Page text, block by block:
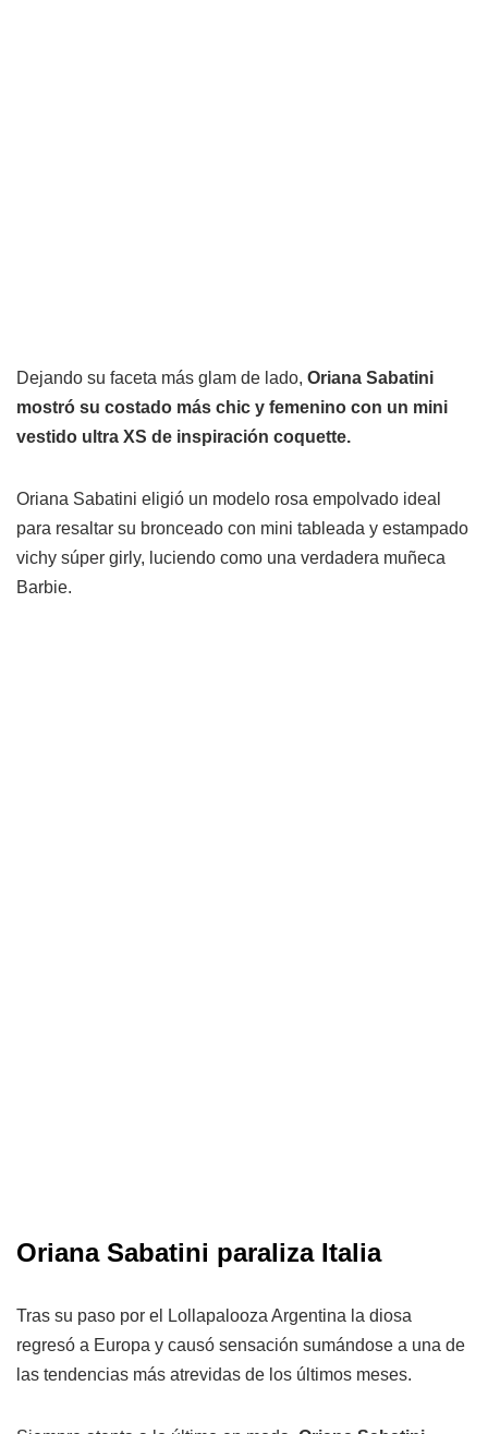
Dejando su faceta más glam de lado, Oriana Sabatini
mostró su costado más chic y femenino con un mini
vestido ultra XS de inspiración coquette.
Oriana Sabatini eligió un modelo rosa empolvado ideal
para resaltar su bronceado con mini tableada y estampado
vichy súper girly, luciendo como una verdadera muñeca
Barbie.
Oriana Sabatini paraliza Italia
Tras su paso por el Lollapalooza Argentina la diosa
regresó a Europa y causó sensación sumándose a una de
las tendencias más atrevidas de los últimos meses.